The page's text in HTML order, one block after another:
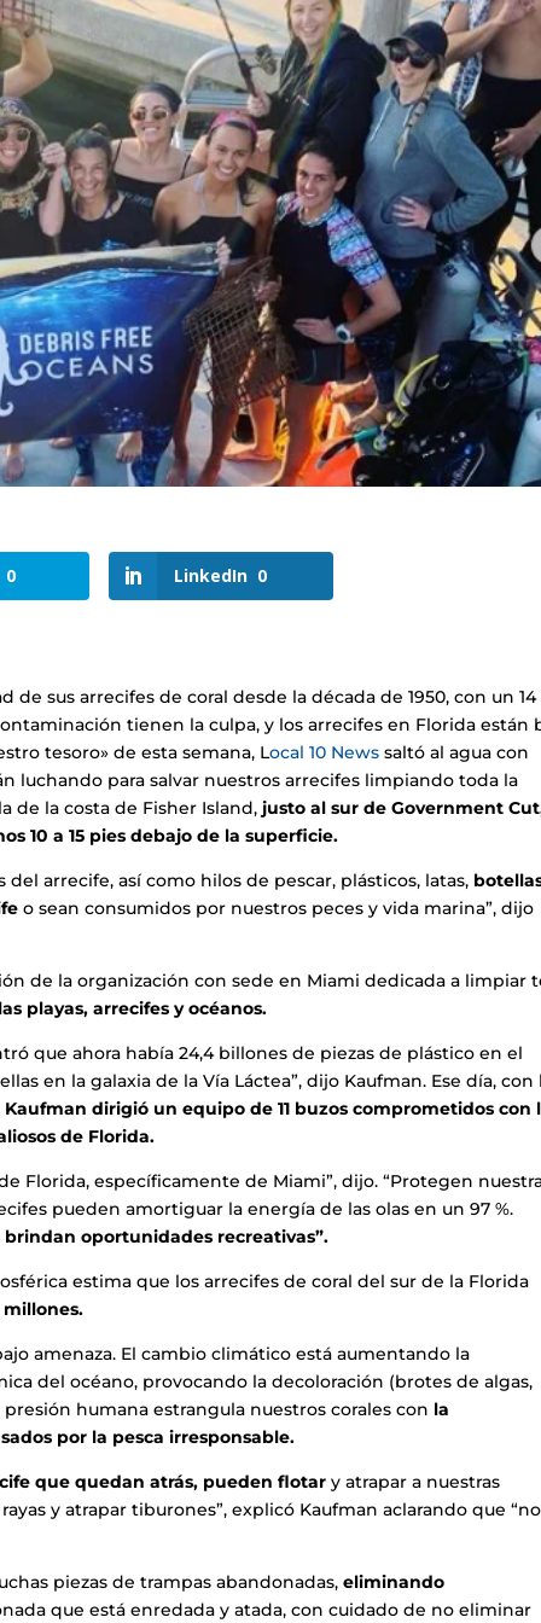
0 LinkedIn 0
sus arrecifes de coral desde la década de 1950, con un 14
tienen la culpa, y los arrecifes en Florida están
tesoro» de esta semana, Local 10 News saltó al agua con
luchando para salvar nuestros arrecifes limpiando toda la
de la costa de Fisher Island, justo al sur de Government
10 a 15 pies debajo de la superficie.
arrecife, así como hilos de pescar, plásticos, latas,
o sean consumidos por nuestros peces y vida marina”, dijo
de la organización con sede en Miami dedicada a limpiar
playas, arrecifes y océanos.
que ahora había 24,4 billones de piezas de plástico en el
en la galaxia de la Vía Láctea”, dijo Kaufman. Ese día, con
Kaufman dirigió un equipo de 11 buzos comprometidos con
de Florida.
Florida, específicamente de Miami”, dijo. “Protegen
pueden amortiguar la energía de las olas en un 97 %.
oportunidades recreativas”.
estima que los arrecifes de coral del sur de la Florida
amenaza. El cambio climático está aumentando la
del océano, provocando la decoloración (brotes de algas,
humana estrangula nuestros corales con la
​​por la pesca irresponsable.
que quedan atrás, pueden flotar y atrapar a nuestras
y atrapar tiburones”, explicó Kaufman aclarando que “no
piezas de trampas abandonadas,eliminando
que está enredada y atada, con cuidado de no eliminar